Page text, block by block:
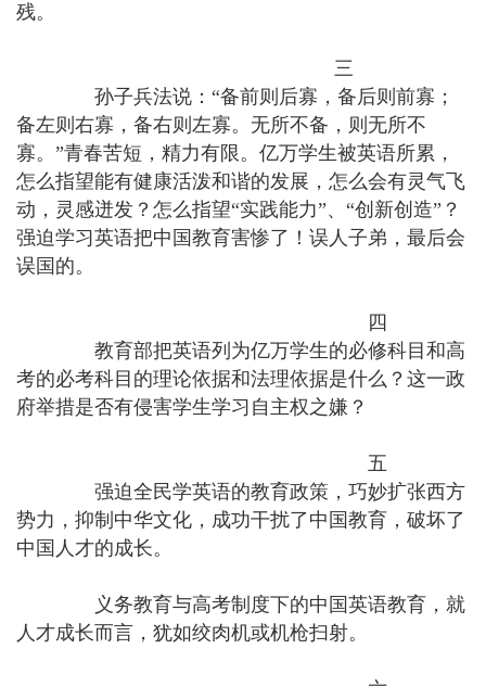
残。
三
孙子兵法说：“备前则后寡，备后则前寡；
备左则右寡，备右则左寡。无所不备，则无所不
寡。”青春苦短，精力有限。亿万学生被英语所累，
怎么指望能有健康活泼和谐的发展，怎么会有灵气飞
动，灵感迸发？怎么指望“实践能力”、“创新创造”？
强迫学习英语把中国教育害惨了！误人子弟，最后会
误国的。
四
教育部把英语列为亿万学生的必修科目和高
考的必考科目的理论依据和法理依据是什么？这一政
府举措是否有侵害学生学习自主权之嫌？
五
强迫全民学英语的教育政策，巧妙扩张西方
势力，抑制中华文化，成功干扰了中国教育，破坏了
中国人才的成长。
义务教育与高考制度下的中国英语教育，就
人才成长而言，犹如绞肉机或机枪扫射。